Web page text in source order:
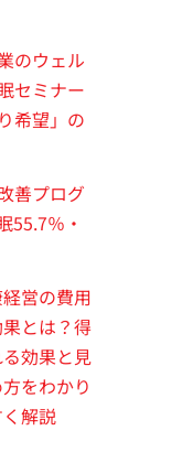
のウェル
セミナー
希望」の
善プログ
55.7％・
営の費用
とは？得
る効果と見
をわかり
解説